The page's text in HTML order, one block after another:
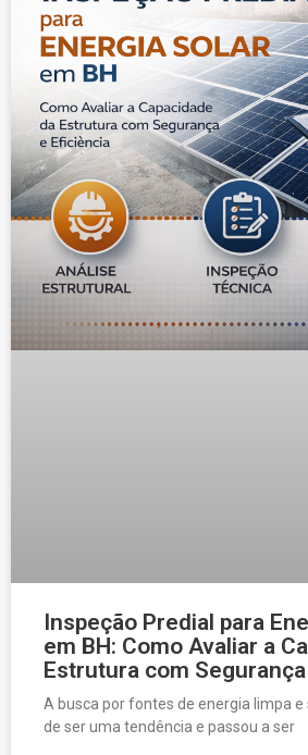
Inspeção Predial para
em BH: Como Avaliar a
Estrutura com
A busca por fontes de energia limpa
de ser uma tendência e passou a ser